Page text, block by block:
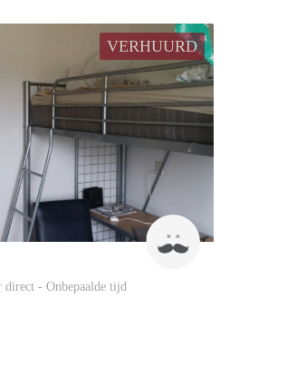
VERHUURD
direct - Onbepaalde tijd